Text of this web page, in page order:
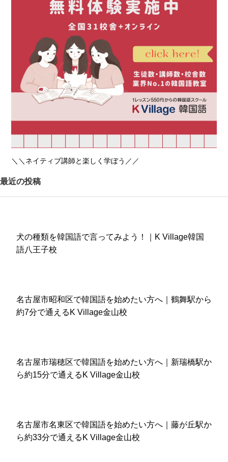
＼＼ネイティブ講師と楽しく学ぼう／／
最近の投稿
犬の種類を韓国語で言ってみよう！｜K Village韓国
語八王子校
名古屋市昭和区で韓国語を始めたい方へ｜鶴舞駅から
約7分で通えるK Village金山校
名古屋市瑞穂区で韓国語を始めたい方へ｜新瑞橋駅か
ら約15分で通えるK Village金山校
名古屋市名東区で韓国語を始めたい方へ｜藤が丘駅か
ら約33分で通えるK Village金山校